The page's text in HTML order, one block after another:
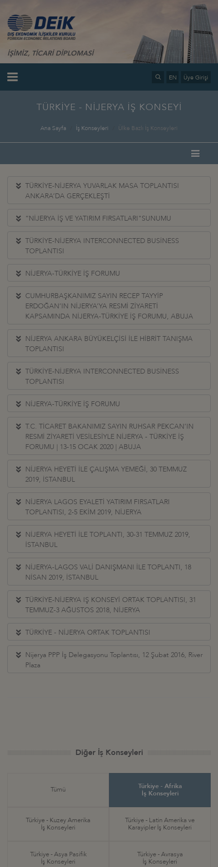
İŞİMİZ, TİCARİ DİPLOMASİ
EN Üye Girişi
TÜRKİYE - NİJERYA İŞ KONSEYİ
Ana Sayfa İş Konseyleri Ülke Bazlı İş Konseyleri
TÜRKİYE-NİJERYA YUVARLAK MASA TOPLANTISI
ANKARA’DA GERÇEKLEŞTİ
“NİJERYA İŞ VE YATIRIM FIRSATLARI"SUNUMU
TÜRKİYE-NİJERYA INTERCONNECTED BUSİNESS
TOPLANTISI
NİJERYA-TÜRKİYE İŞ FORUMU
CUMHURBAŞKANIMIZ SAYIN RECEP TAYYİP
ERDOĞAN’IN NİJERYA’YA RESMİ ZİYARETİ
KAPSAMINDA NİJERYA-TÜRKİYE İŞ FORUMU, ABUJA
NİJERYA ANKARA BÜYÜKELÇİSİ İLE HİBRİT TANIŞMA
TOPLANTISI
TÜRKİYE-NİJERYA INTERCONNECTED BUSİNESS
TOPLANTISI
NİJERYA-TÜRKİYE İŞ FORUMU
T.C. TİCARET BAKANIMIZ SAYIN RUHSAR PEKCAN’IN
RESMİ ZİYARETİ VESİLESİYLE NİJERYA - TÜRKİYE İŞ
FORUMU | 13-15 OCAK 2020 | ABUJA
NİJERYA HEYETİ İLE ÇALIŞMA YEMEĞİ, 30 TEMMUZ
2019, İSTANBUL
NİJERYA LAGOS EYALETİ YATIRIM FIRSATLARI
TOPLANTISI, 2-5 EKİM 2019, NİJERYA
NİJERYA HEYETİ İLE TOPLANTI, 30-31 TEMMUZ 2019,
İSTANBUL
NİJERYA-LAGOS VALİ DANIŞMANI İLE TOPLANTI, 18
NİSAN 2019, İSTANBUL
TÜRKİYE-NİJERYA IŞ KONSEYİ ORTAK TOPLANTISI, 31
TEMMUZ-3 AĞUSTOS 2018, NİJERYA
TÜRKİYE - NİJERYA ORTAK TOPLANTISI
Nijerya PPP İş Delegasyonu Toplantısı, 12 Şubat 2016, River
Plaza
Diğer İş Konseyleri
Tümü
Türkiye - Afrika
İş Konseyleri
Türkiye - Kuzey Amerika
İş Konseyleri
Türkiye - Latin Amerika ve
Karayipler İş Konseyleri
Türkiye - Asya Pasifik
İş Konseyleri
Türkiye - Avrasya
İş Konseyleri